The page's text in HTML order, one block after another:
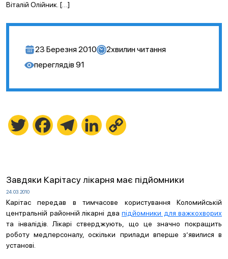
Віталій Олійник. […]
23 Березня 2010 2хвилин читання
переглядів 91
Twitter FacebookTelegramLinkedIn
Завдяки Карітасу лікарня має підйомники
24.03.2010
Карітас передав в тимчасове користування Коломийській
центральній районній лікарні два підйомники для важкохворих
та інвалідів. Лікарі стверджують, що це значно покращить
роботу медперсоналу, оскільки прилади вперше з’явилися в
установі.